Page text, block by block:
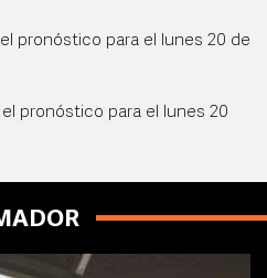
pronóstico para el lunes 20 de
pronóstico para el lunes 20